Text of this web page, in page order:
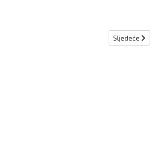
Sljedeći
Sljedeće